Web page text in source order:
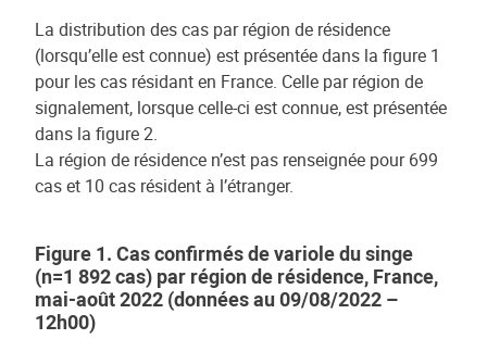
La distribution des cas par région de résidence
(lorsqu’elle est connue) est présentée dans la figure 1
pour les cas résidant en France. Celle par région de
signalement, lorsque celle-ci est connue, est présentée
dans la figure 2.
La région de résidence n’est pas renseignée pour 699
cas et 10 cas résident à l’étranger.
Figure 1. Cas confirmés de variole du singe
(n=1 892 cas) par région de résidence, France,
mai-août 2022 (données au 09/08/2022 –
12h00)